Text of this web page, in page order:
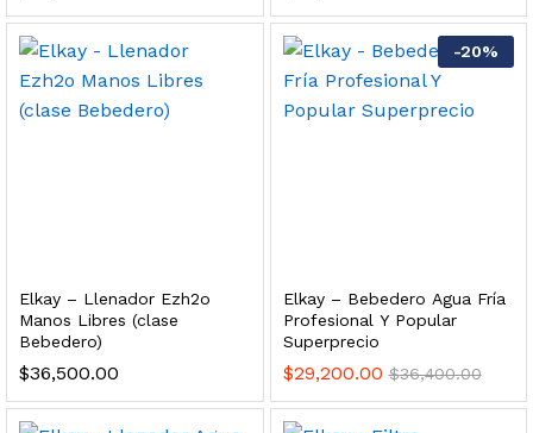
Elkay – Llenador Ezh2o
Manos Libres (clase
Bebedero)
$36,500.00
-20%
Elkay – Bebedero Agua Fría
Profesional Y Popular
Superprecio
$29,200.00 $36,400.00
al carrito
L/h, con filtración Welltek WT-WFS600-3S
Leer más